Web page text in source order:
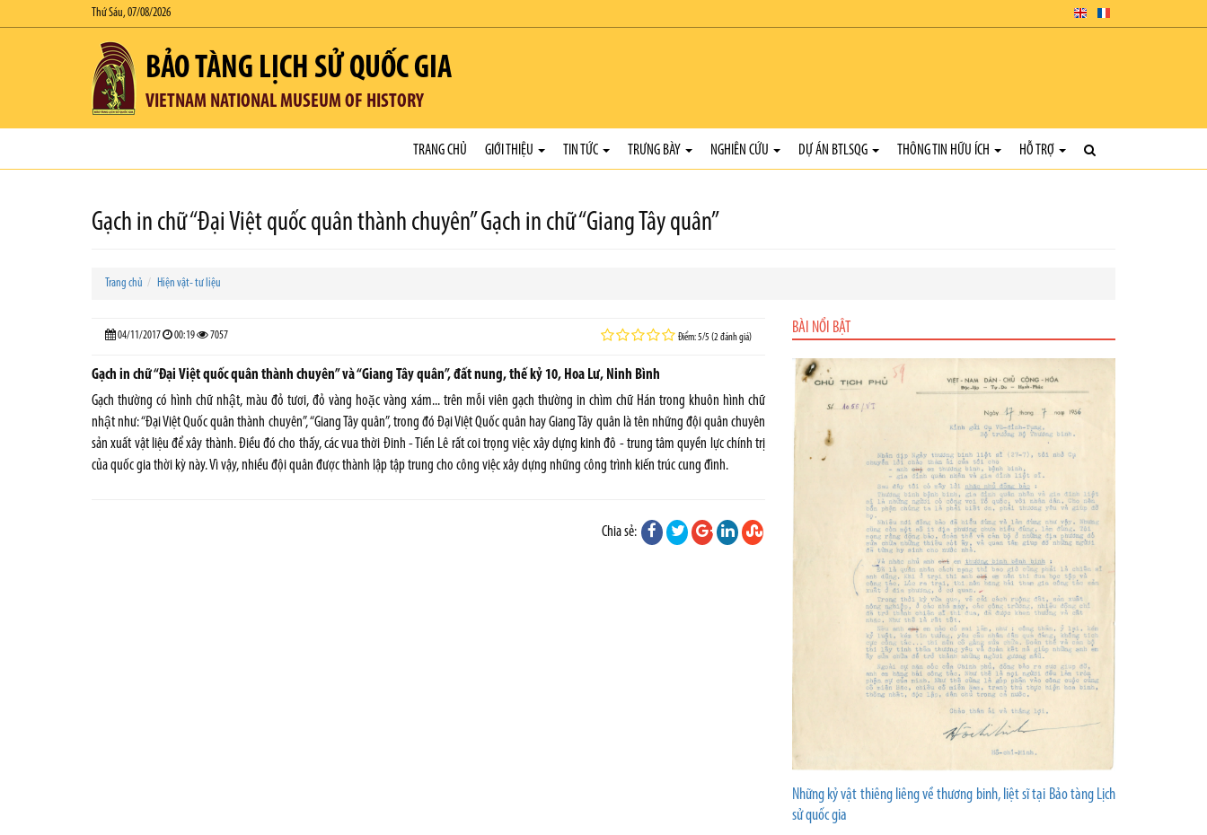
Thứ Sáu, 07/08/2026
BẢO TÀNG LỊCH SỬ QUỐC GIA
VIETNAM NATIONAL MUSEUM OF HISTORY
TRANG CHỦ GIỚI THIỆU TIN TỨC TRƯNG BÀY NGHIÊN CỨU DỰ ÁN BTLSQG THÔNG TIN HỮU ÍCH HỖ TRỢ
Gạch in chữ “Đại Việt quốc quân thành chuyên” Gạch in chữ “Giang Tây quân”
Trang chủ Hiện vật- tư liệu
04/11/2017 00:19 7057 Điểm: 5/5 (2 đánh giá)
Gạch in chữ “Đại Việt quốc quân thành chuyên” và “Giang Tây quân”, đất nung, thế kỷ 10, Hoa Lư, Ninh Bình
Gạch thường có hình chữ nhật, màu đỏ tươi, đỏ vàng hoặc vàng xám... trên mỗi viên gạch thường in chìm chữ Hán trong khuôn hình chữ
nhật như: “Đại Việt Quốc quân thành chuyên”, “Giang Tây quân”, trong đó Đại Việt Quốc quân hay Giang Tây quân là tên những đội quân chuyên
sản xuất vật liệu để xây thành. Điều đó cho thấy, các vua thời Đinh - Tiền Lê rất coi trọng việc xây dựng kinh đô - trung tâm quyền lực chính trị
của quốc gia thời kỳ này. Vì vậy, nhiều đội quân được thành lập tập trung cho công việc xây dựng những công trình kiến trúc cung đình.
Chia sẻ:
BÀI NỔI BẬT
Những kỷ vật thiêng liêng về thương binh, liệt sĩ tại Bảo tàng Lịch
sử quốc gia